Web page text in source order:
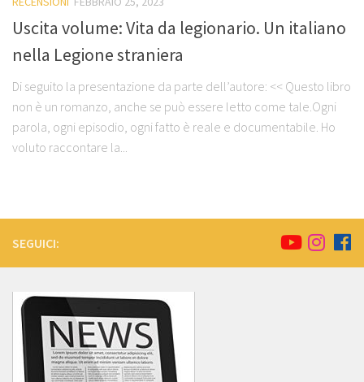
Uscita volume: Vita da legionario. Un italiano
nella Legione straniera
Di seguito la presentazione da parte dell’autore: << Questo libro
non è un romanzo, anche se può essere letto come tale.Ogni
parola, ogni episodio, ogni fatto è reale e documentabile. Ho
voluto raccontare la...
SEGUICI: